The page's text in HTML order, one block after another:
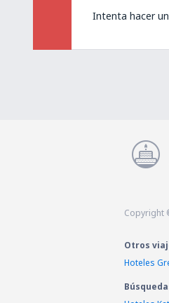
Intenta hacer
Copyright
Otros
Hoteles